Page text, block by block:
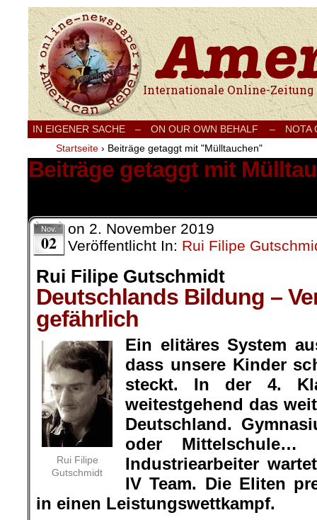
Internationale Onlinezeitung für Frieden,
IN EIGENER SACHE – ON OUR OWN BEHALF –
NOTA
Startseite › Beiträge getaggt mit "Mülltauchen"
Beiträge getaggt mit
Nov.
02
on 2. November 2019
Veröffentlicht In: Rui Filipe
Rui Filipe Gutschmidt
Deutschlands Bildung –
gefährlich
Rui Filipe
Gutschmidt
Ein elitäres System
dass unsere Kinder
steckt. In der 4.
weitestgehend das
Deutschland.
oder
Industriearbeiter
IV Team. Die Eliten
in einen Leistungswettkampf.